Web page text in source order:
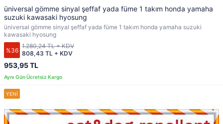
üniversal gömme sinyal şeffaf yada füme 1 takım honda yamaha
suzuki kawasaki hyosung
üniversal gömme sinyal şeffaf yada füme 1 takım honda yamaha suzuki
kawasaki hyosung
%36
953,95 TL
808,43 TL + KDV
1.280,24 TL + KDV